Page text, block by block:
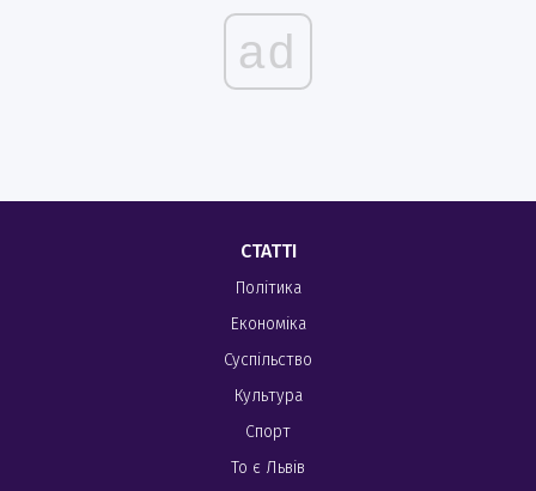
ad
СТАТТІ
Політика
Економіка
Суспільство
Культура
Спорт
То є Львів